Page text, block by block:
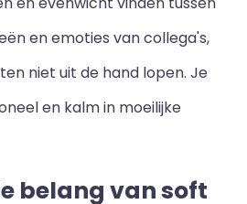
en emoties van collega's,
niet uit de hand lopen. Je
en kalm in moeilijke
belang van soft